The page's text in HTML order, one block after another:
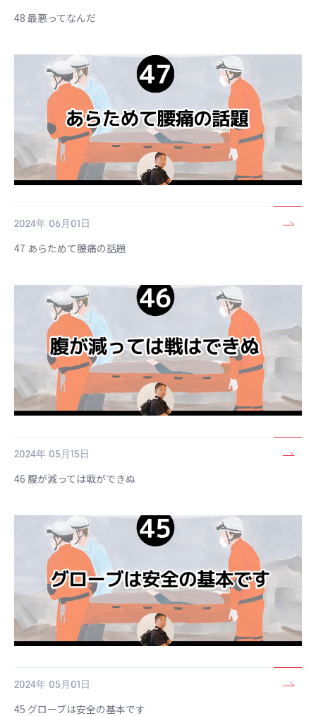
48 最悪ってなんだ
2024年 06月01日
47 あらためて腰痛の話題
2024年 05月15日
46 腹が減っては戦ができぬ
2024年 05月01日
45 グローブは安全の基本です